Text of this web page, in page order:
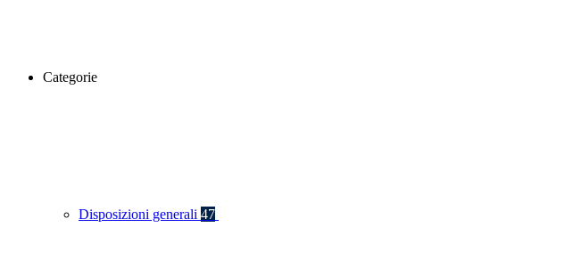
Categorie
Disposizioni generali 47